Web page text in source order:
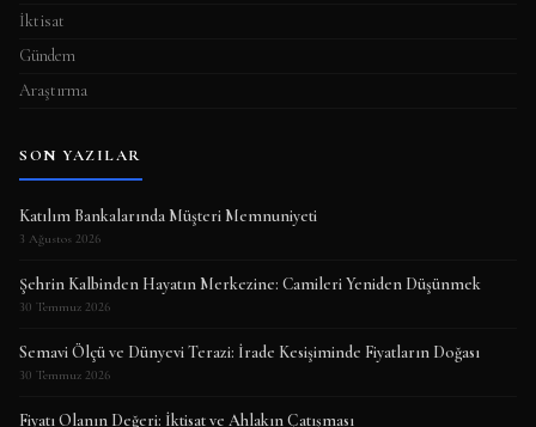
İktisat
Gündem
Araştırma
SON YAZILAR
Katılım Bankalarında Müşteri Memnuniyeti
3 Ağustos 2026
Şehrin Kalbinden Hayatın Merkezine: Camileri Yeniden Düşünmek
30 Temmuz 2026
Semavi Ölçü ve Dünyevi Terazi: İrade Kesişiminde Fiyatların Doğası
30 Temmuz 2026
Fiyatı Olanın Değeri: İktisat ve Ahlakın Çatışması